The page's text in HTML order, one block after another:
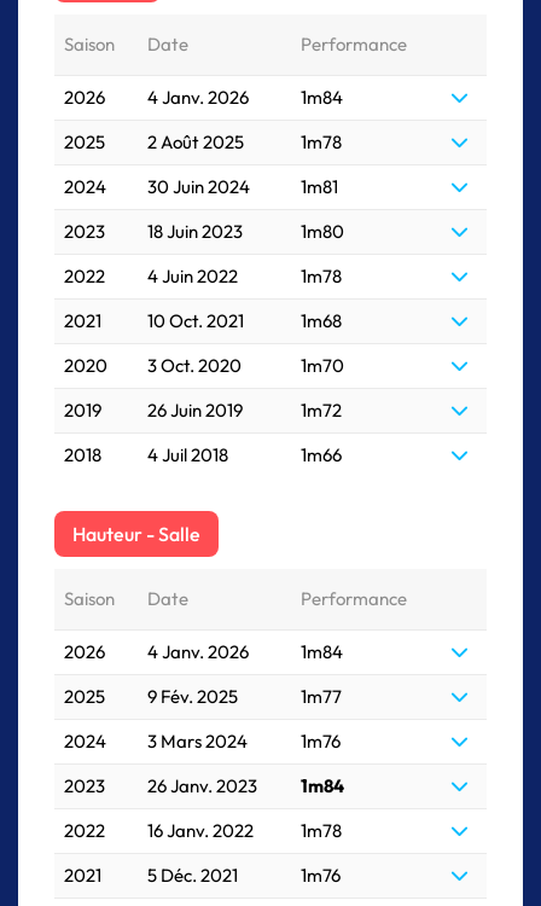
Saison Date Performance
2026 4 Janv. 2026
1m84
2025
2 Août 2025
1m78
2024
30 Juin 2024
1m81
2023
18 Juin 2023
1m80
2022
4 Juin 2022
1m78
2021
10 Oct. 2021
1m68
2020
3 Oct. 2020
1m70
2019
26 Juin 2019
1m72
2018
4 Juil 2018 1m66
Hauteur - Salle
Saison Date Performance
2026 4 Janv. 2026
1m84
2025
9 Fév. 2025
1m77
2024
3 Mars 2024
1m76
2023
26 Janv. 2023
1m84
2022
16 Janv. 2022
1m78
2021
5 Déc. 2021 1m76